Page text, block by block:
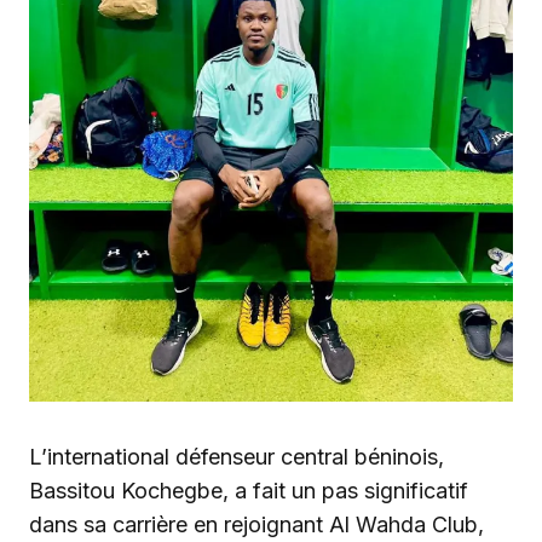
L’international défenseur central béninois,
Bassitou Kochegbe, a fait un pas significatif
dans sa carrière en rejoignant Al Wahda Club,